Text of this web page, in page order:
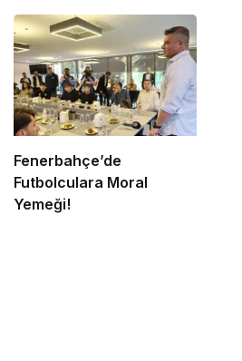
Fenerbahçe’de
Futbolculara Moral
Yemeği!